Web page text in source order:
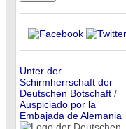
Unter der
Schirmherrschaft der
Deutschen Botschaft/
Auspiciado por la
Embajada de Alemania